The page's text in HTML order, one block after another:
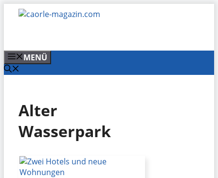
Zum
Inhalt
MENÜ
Alter
Wasserpark